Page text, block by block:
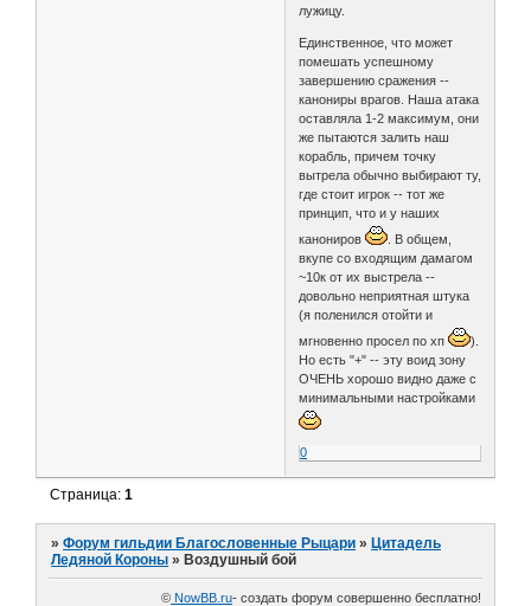
лужицу.
Единственное, что может
помешать успешному
завершению сражения --
канониры врагов. Наша атака
оставляла 1-2 максимум, они
же пытаются залить наш
корабль, причем точку
вытрела обычно выбирают ту,
где стоит игрок -- тот же
принцип, что и у наших
канониров
. В общем,
вкупе со входящим дамагом
~10к от их выстрела --
довольно неприятная штука
(я поленился отойти и
мгновенно просел по хп
).
Но есть "+" -- эту воид зону
ОЧЕНЬ хорошо видно даже с
минимальными настройками
0
Страница:1
»Форум гильдии Благословенные Рыцари » Цитадель
Ледяной Короны » Воздушный бой
© NowBB.ru- cоздать форум совершенно бесплатно!